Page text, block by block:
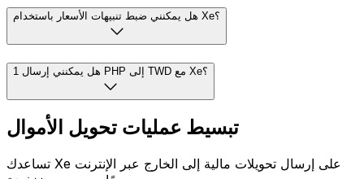
هل يمكنني ضبط تنبيهات الأسعار باستخدام Xe؟
هل يمكنني إرسال 1 PHP إلى TWD مع Xe؟
تبسيط عمليات تحويل الأموال
تساعدك Xe على إرسال تحويلات مالية إلى الخارج عبر الإنترنت